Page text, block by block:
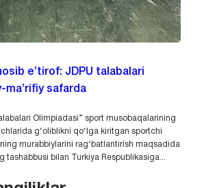
e’tirof: JDPU talabalari
ma’rifiy safarda
Olimpiadasi” sport musobaqalarining
g‘oliblikni qo‘lga kiritgan sportchi
murabbiylarini rag‘batlantirish maqsadida
tashabbusi bilan Turkiya Respublikasiga...